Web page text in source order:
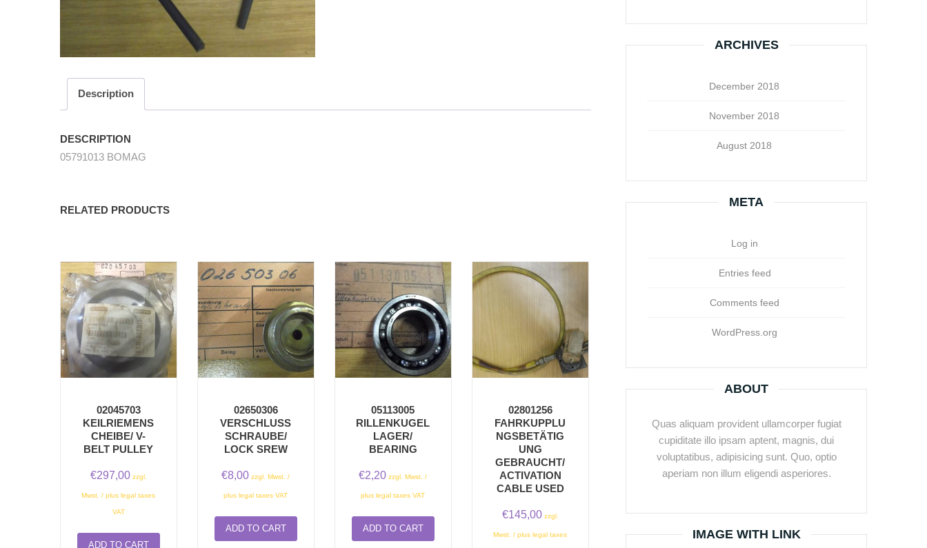
Description
DESCRIPTION
05791013 BOMAG
RELATED PRODUCTS
02045703
KEILRIEMENS
CHEIBE/ V-
BELT PULLEY
€297,00 zzgl.
Mwst. / plus legal taxes
VAT
ADD TO CART
02650306
VERSCHLUSSS
CHRAUBE/ L
OCK SREW
€8,00 zzgl. Mwst. /
plus legal taxes VAT
ADD TO CART
05113005
RILLENKUGEL
LAGER/
BEARING
€2,20 zzgl. Mwst. /
plus legal taxes VAT
ADD TO CART
02801256
FAHRKUPPLU
NGSBETÄTIG
UNG
GEBRAUCHT/
ACTIVATION
CABLE USED
€145,00 zzgl.
Mwst. / plus legal taxes
ARCHIVES
December 2018
November 2018
August 2018
META
Log in
Entries feed
Comments feed
WordPress.org
ABOUT
Quas aliquam provident ullamcorper fugiat
cupiditate illo ipsam aptent, magnis, dui
voluptatibus, adipisicing sunt. Quo, optio
aperiam non illum eligendi asperiores.
IMAGE WITH LINK